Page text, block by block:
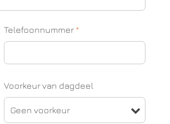
Telefoonnummer *
Voorkeur van dagdeel